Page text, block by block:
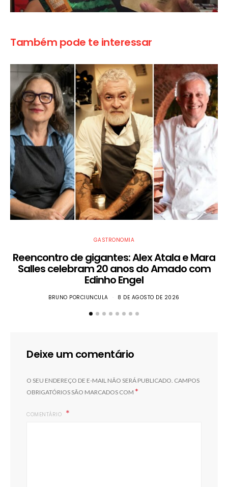
Também pode te interessar
GASTRONOMIA
Reencontro de gigantes: Alex Atala e Mara
Salles celebram 20 anos do Amado com
Edinho Engel
BRUNO PORCIUNCULA 8 DE AGOSTO DE 2026
Deixe um comentário
O SEU ENDEREÇO DE E-MAIL NÃO SERÁ PUBLICADO. CAMPOS
OBRIGATÓRIOS SÃO MARCADOS COM *
COMENTÁRIO